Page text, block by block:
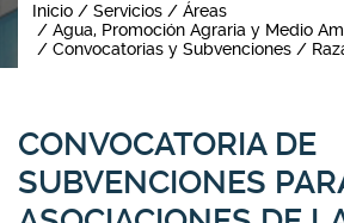
Inicio Servicios
Áreas
Agua, Promoción Agraria y Medio
Convocatorias y Subvenciones
CONVOCATORIA DE
SUBVENCIONES